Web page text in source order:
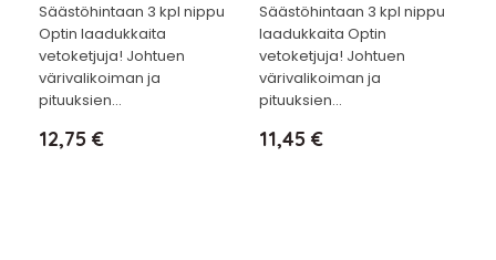
Säästöhintaan 3 kpl nippu
Optin laadukkaita
vetoketjuja! Johtuen
värivalikoiman ja
pituuksien...
Hinta
12,75 €
Säästöhintaan 3 kpl nippu
laadukkaita Optin
vetoketjuja! Johtuen
värivalikoiman ja
pituuksien...
Hinta
11,45 €